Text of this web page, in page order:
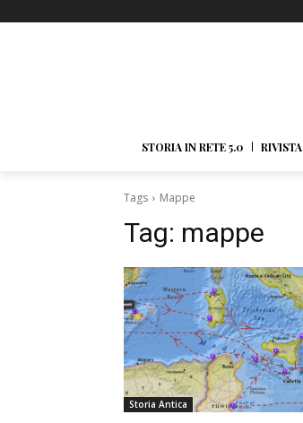
STORIA IN RETE 5.0 RIVISTA
Tags Mappe
Tag: mappe
Storia Antica